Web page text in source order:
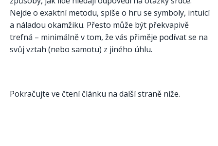
Nejde o exaktní metodu, spíše o hru se symboly, intuicí
a náladou okamžiku. Přesto může být překvapivě
trefná – minimálně v tom, že vás přiměje podívat se na
svůj vztah (nebo samotu) z jiného úhlu.
Pokračujte ve čtení článku na další straně níže.